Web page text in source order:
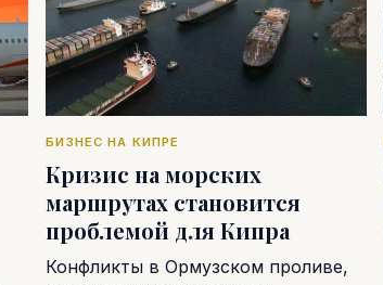
БИЗНЕС НА КИПРЕ
Кризис на морских
маршрутах становится
проблемой для Кипра
Конфликты в Ормузском проливе,